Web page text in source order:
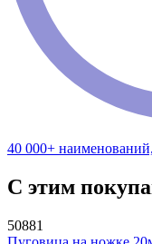
40 000+
С этим
50881